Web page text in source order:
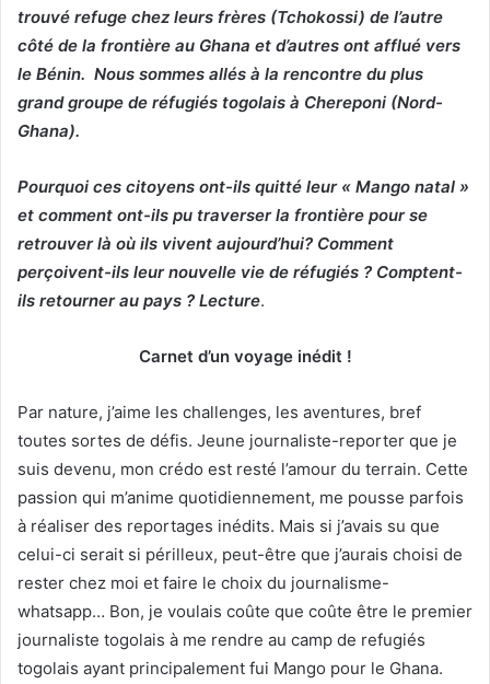
trouvé refuge chez leurs frères (Tchokossi) de l’autre
côté de la frontière au Ghana et d’autres ont afflué vers
le Bénin. Nous sommes allés à la rencontre du plus
grand groupe de réfugiés togolais à Chereponi (Nord-
Ghana).
Pourquoi ces citoyens ont-ils quitté leur « Mango natal »
et comment ont-ils pu traverser la frontière pour se
retrouver là où ils vivent aujourd’hui? Comment
perçoivent-ils leur nouvelle vie de réfugiés ? Comptent-
ils retourner au pays ? Lecture.
Carnet d’un voyage inédit !
Par nature, j’aime les challenges, les aventures, bref
toutes sortes de défis. Jeune journaliste-reporter que je
suis devenu, mon crédo est resté l’amour du terrain. Cette
passion qui m’anime quotidiennement, me pousse parfois
à réaliser des reportages inédits. Mais si j’avais su que
celui-ci serait si périlleux, peut-être que j’aurais choisi de
rester chez moi et faire le choix du journalisme-
whatsapp… Bon, je voulais coûte que coûte être le premier
journaliste togolais à me rendre au camp de refugiés
togolais ayant principalement fui Mango pour le Ghana.